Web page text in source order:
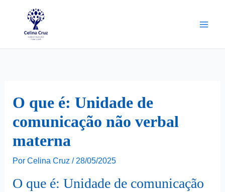
O que é: Unidade de
comunicação não verbal
materna
Por Celina Cruz / 28/05/2025
O que é: Unidade de comunicação